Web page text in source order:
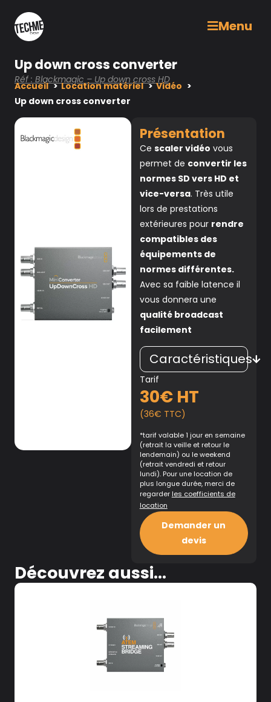
Menu
Up down cross converter
Réf : Blackmagic – Up down cross HD
Accueil Location matériel
Vidéo
Up down cross converter
Présentation
Ce scaler vidéo vous
permet de convertir les
normes SD vers HD et
vice-versa. Très utile
lors de prestations
extérieures pour rendre
compatibles des
équipements de
normes différentes.
Avec sa faible latence il
vous donnera une
qualité broadcast
facilement
Caractéristiques
Tarif
30€ HT
(36€ TTC)
*tarif valable 1 jour en semaine
(retrait la veille et retour le
lendemain) ou le weekend
(retrait vendredi et retour
lundi). Pour une location de
plus longue durée, merci de
regarder les coefficients de
location
Demander un
devis
Découvrez aussi...